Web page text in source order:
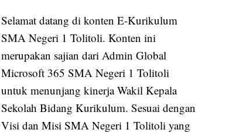
Selamat datang di konten E-Kurikulum
SMA Negeri 1 Tolitoli. Konten ini
merupakan sajian dari Admin Global
Microsoft 365 SMA Negeri 1 Tolitoli
untuk menunjang kinerja Wakil Kepala
Sekolah Bidang Kurikulum. Sesuai dengan
Visi dan Misi SMA Negeri 1 Tolitoli yang